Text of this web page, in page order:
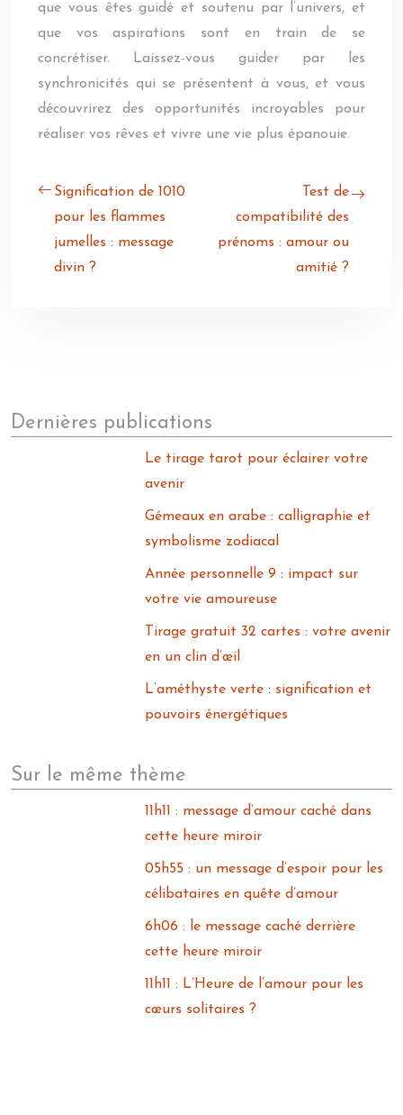
que vous êtes guidé et soutenu par l’univers, et
que vos aspirations sont en train de se
concrétiser. Laissez-vous guider par les
synchronicités qui se présentent à vous, et vous
découvrirez des opportunités incroyables pour
réaliser vos rêves et vivre une vie plus épanouie.
Signification de 1010
pour les flammes
jumelles : message
divin ?
Test de
compatibilité des
prénoms : amour ou
amitié ?
Dernières publications
Le tirage tarot pour éclairer votre
avenir
Gémeaux en arabe : calligraphie et
symbolisme zodiacal
Année personnelle 9 : impact sur
votre vie amoureuse
Tirage gratuit 32 cartes : votre avenir
en un clin d’œil
L’améthyste verte : signification et
pouvoirs énergétiques
Sur le même thème
11h11 : message d’amour caché dans
cette heure miroir
05h55 : un message d’espoir pour les
célibataires en quête d’amour
6h06 : le message caché derrière
cette heure miroir
11h11 : L’Heure de l’amour pour les
cœurs solitaires ?